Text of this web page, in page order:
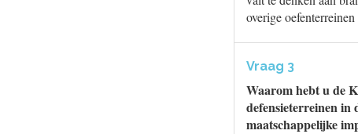
overige
Vraag 3
Waarom hebt u de
defensieterreinen in
maatschappelijke